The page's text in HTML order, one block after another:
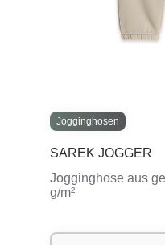
Jogginghosen
SAREK JOGGER
Jogginghose aus
g/m²